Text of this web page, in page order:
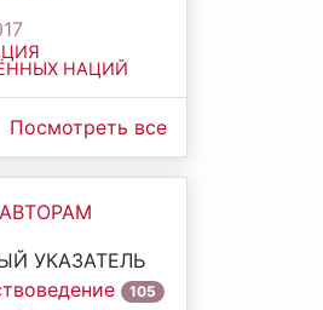
НАЦИЙ
Посмотреть все
УКАЗАТЕЛЬ
105